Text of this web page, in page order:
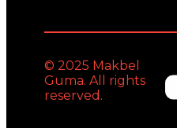
© 2025 Makbel
Guma. All rights
reserved.